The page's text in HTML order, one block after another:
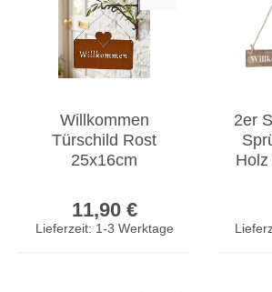
Willkommen
Türschild Rost
25x16cm
Hängeschild
Gartenschild Herz
11,90 €
Lieferzeit: 1-3 Werktage
2er